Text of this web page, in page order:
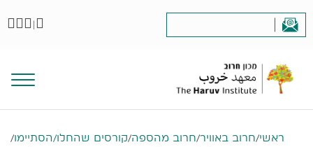
|
ראשי/חרוב באוויר/חרוב מהספה/קורסים שהחלו/הסתיימו/